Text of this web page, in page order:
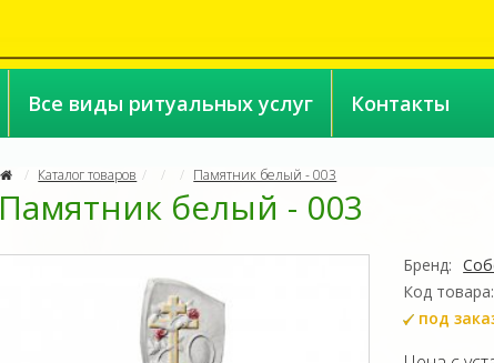
Все виды ритуальных услуг Контакты
Каталог товаров Памятник белый - 003
Памятник белый - 003
Бренд:
Код товара:
под